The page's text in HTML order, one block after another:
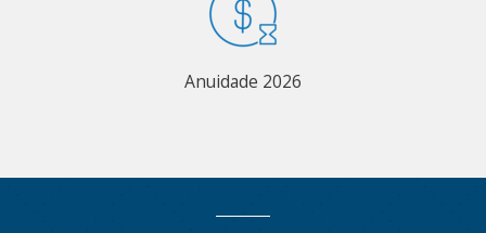
Anuidade 2026